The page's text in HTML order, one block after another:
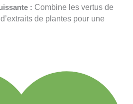
: Combine les vertus de
de plantes pour une